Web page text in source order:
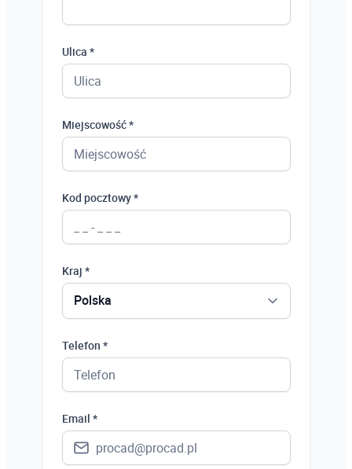
Ulica *
Miejscowość *
Kod pocztowy *
Kraj *
Polska
Telefon *
Email *
Polska
Ukraina
Niemcy
Wielka Brytania